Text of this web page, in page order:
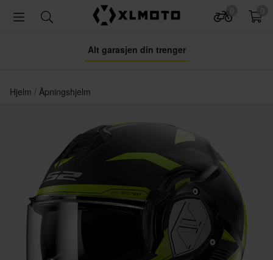
Alt garasjen din trenger
Hjelm Åpningshjelm